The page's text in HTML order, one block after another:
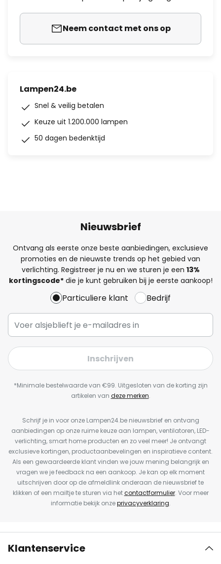
Neem contact met ons op
Lampen24.be
Snel & veilig betalen
Keuze uit 1.200.000 lampen
50 dagen bedenktijd
Nieuwsbrief
Ontvang als eerste onze beste aanbiedingen, exclusieve
promoties en de nieuwste trends op het gebied van
verlichting. Registreer je nu en we sturen je een 13%
kortingscode*die je kunt gebruiken bij je eerste aankoop!
Particuliere klant Bedrijf
Inschrijven
*Minimale bestelwaarde van €99. Uitgesloten van de korting zijn
artikelen van deze merken.
Schrijf je in voor onze Lampen24.be nieuwsbrief en ontvang
aanbiedingen op onze ruime keuze aan lampen, ventilatoren, LED-
verlichting, smart home producten en zo veel meer! Je ontvangt
exclusieve kortingen, productaanbevelingen en inspiratieve content.
Als een gewaardeerde klant vinden we jouw mening belangrijk en
vragen we je feedback na een aankoop. Je kan op elk moment
uitschrijven door op de afmeldlink onderaan de nieuwsbrief te
klikken of een mailtje te sturen via hetcontactformulier. Voor meer
informatie bekijk onzeprivacyverklaring.
Klantenservice